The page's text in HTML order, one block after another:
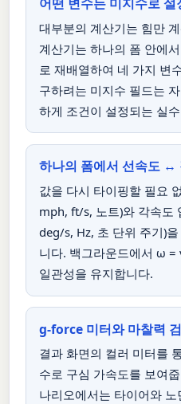
대부분의 계산기는 힘만
계산기는 하나의 폼 안에
로 재배열하여 네 가지 변
구하려는 미지수 필드는
하게 조건이 설정되는 실
하나의 폼에서 선속도 ↔
값을 다시 타이핑할 필요
mph, ft/s, 노트)와 각속도
deg/s, Hz, 초 단위 주기)
니다. 백그라운드에서 ω
일관성을 유지합니다.
g-force 미터와 마찰력
결과 화면의 컬러 미터를
수로 구심 가속도를 보여
나리오에서는 타이어와